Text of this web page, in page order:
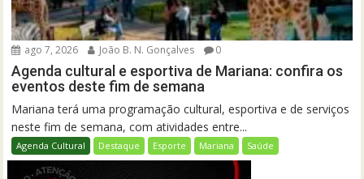
ago 7, 2026 João B. N. Gonçalves 0
Agenda cultural e esportiva de Mariana: confira os
eventos deste fim de semana
Mariana terá uma programação cultural, esportiva e de serviços
neste fim de semana, com atividades entre...
Agenda Cultural Destaque Esporte Mariana Saúde